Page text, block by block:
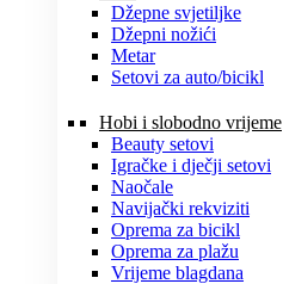
Džepne svjetiljke
Džepni nožići
Metar
Setovi za auto/bicikl
Hobi i slobodno vrijeme
Beauty setovi
Igračke i dječji setovi
Naočale
Navijački rekviziti
Oprema za bicikl
Oprema za plažu
Vrijeme blagdana